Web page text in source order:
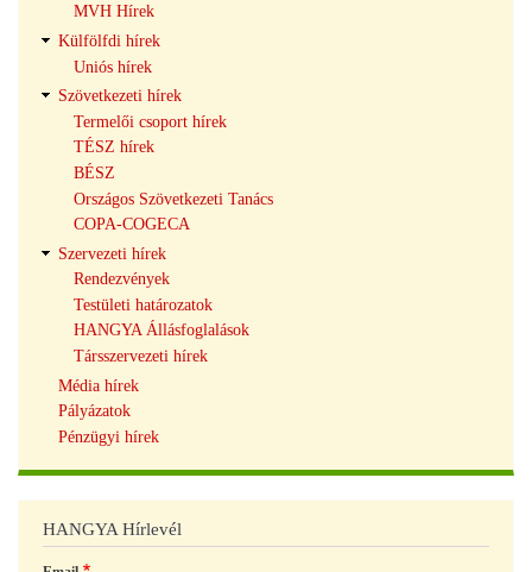
MVH Hírek
Külfölfdi hírek
Uniós hírek
Szövetkezeti hírek
Termelői csoport hírek
TÉSZ hírek
BÉSZ
Országos Szövetkezeti Tanács
COPA-COGECA
Szervezeti hírek
Rendezvények
Testületi határozatok
HANGYA Állásfoglalások
Társszervezeti hírek
Média hírek
Pályázatok
Pénzügyi hírek
HANGYA Hírlevél